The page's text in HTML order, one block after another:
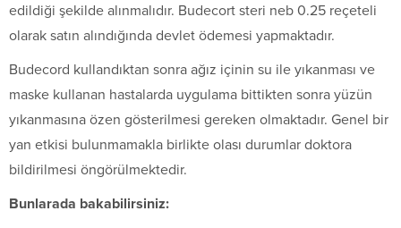
edildiği şekilde alınmalıdır. Budecort steri neb 0.25 reçeteli
olarak satın alındığında devlet ödemesi yapmaktadır.
Budecord kullandıktan sonra ağız içinin su ile yıkanması ve
maske kullanan hastalarda uygulama bittikten sonra yüzün
yıkanmasına özen gösterilmesi gereken olmaktadır. Genel bir
yan etkisi bulunmamakla birlikte olası durumlar doktora
bildirilmesi öngörülmektedir.
Bunlarada bakabilirsiniz: